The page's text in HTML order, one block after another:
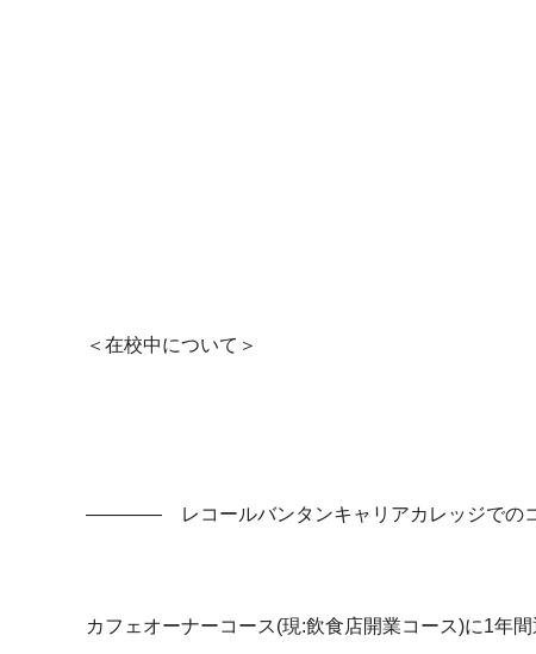
＜在校中について＞
―――― レコールバンタンキャリアカレッジでのコ
カフェオーナーコース(現:飲食店開業コース)に1年